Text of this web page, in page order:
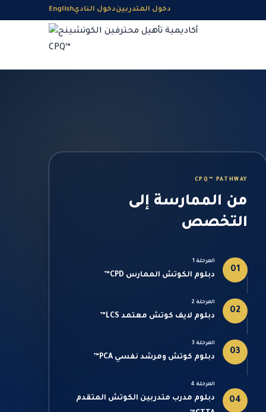
دخول المتدربيندخول الناديEnglish
CPQ™ PATHWAY
من الممارسة إلى
التخصص
01
المرحلة 1
دبلوم الكوتش الممارس CPD™
02
المرحلة 2
دبلوم لايف كوتش معتمد LCS™
03
المرحلة 3
دبلوم كوتش ومرشد نفسي PCA™
04
المرحلة 4
دبلوم مدرب متدربين الكوتش المتقدم